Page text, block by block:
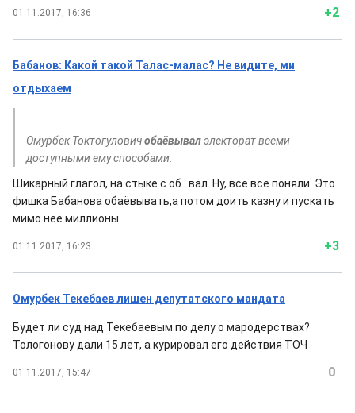
01.11.2017, 16:36 +2
Бабанов: Какой такой Талас-малас? Не видите, ми
отдыхаем
Омурбек Токтогуловичобаёвывалэлекторат всеми
доступными ему способами.
Шикарный глагол, на стыке с об...вал. Ну, все всё поняли. Это
фишка Бабанова обаёвывать,а потом доить казну и пускать
мимо неё миллионы.
01.11.2017, 16:23 +3
Омурбек Текебаев лишен депутатского мандата
Будет ли суд над Текебаевым по делу о мародерствах?
Тологонову дали 15 лет, а курировал его действия ТОЧ
01.11.2017, 15:47 0